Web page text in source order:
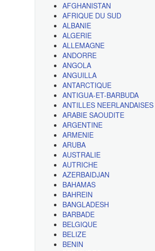
AFGHANISTAN
AFRIQUE DU SUD
ALBANIE
ALGERIE
ALLEMAGNE
ANDORRE
ANGOLA
ANGUILLA
ANTARCTIQUE
ANTIGUA-ET-BARBUDA
ANTILLES NEERLANDAISES
ARABIE SAOUDITE
ARGENTINE
ARMENIE
ARUBA
AUSTRALIE
AUTRICHE
AZERBAIDJAN
BAHAMAS
BAHREIN
BANGLADESH
BARBADE
BELGIQUE
BELIZE
BENIN